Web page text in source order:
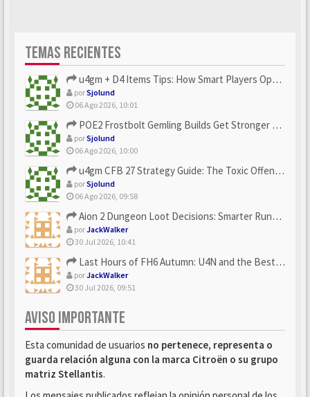
TEMAS RECIENTES
u4gm + D4 Items Tips: How Smart Players Optimize Gear, Build...
porSjolund
06 Ago 2026, 10:01
POE2 Frostbolt Gemling Builds Get Stronger With u4gm’s Ice C...
porSjolund
06 Ago 2026, 10:00
u4gm CFB 27 Strategy Guide: The Toxic Offensive Scheme Your ...
porSjolund
06 Ago 2026, 09:58
Aion 2 Dungeon Loot Decisions: Smarter Runs With U4N
porJackWalker
30 Jul 2026, 10:41
Last Hours of FH6 Autumn: U4N and the Best Rewards to Grab
porJackWalker
30 Jul 2026, 09:51
AVISO IMPORTANTE
Esta comunidad de usuarios no pertenece, representa o
guarda relación alguna con la marca Citroën o su grupo
matriz Stellantis.